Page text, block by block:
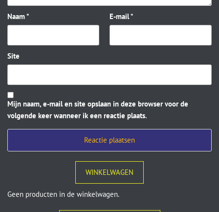
Naam* E-mail*
Site
Mijn naam, e-mail en site opslaan in deze browser voor de
volgende keer wanneer ik een reactie plaats.
WINKELWAGEN
Geen producten in de winkelwagen.